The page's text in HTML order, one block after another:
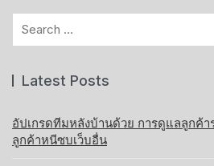
Search
Latest Posts
อัปเกรดทีมหลังบ้านด้วย การดูแลลูกค้
ลูกค้าหนีซบเว็บอื่น